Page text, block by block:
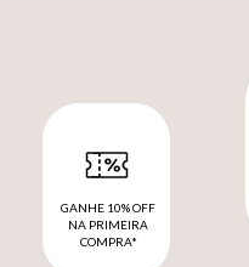
GANHE 10% OFF
NA PRIMEIRA
COMPRA*